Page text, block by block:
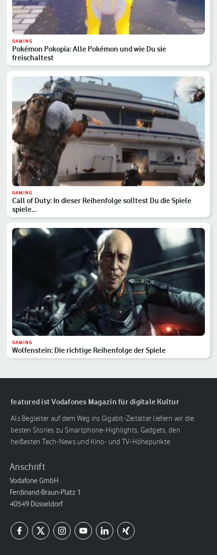
GAMING
Pokémon Pokopia: Alle Pokémon und wie Du sie
freischaltest
GAMING
Call of Duty: In dieser Reihenfolge solltest Du die Spiele
spiele…
GAMING
Wolfenstein: Die richtige Reihenfolge der Spiele
featured ist Vodafones Magazin für digitale Kultur
Als Begleiter auf dem Weg ins Gigabit-Zeitalter liefern wir die
besten Stories zu Smartphone-Highlights, Gadgets, den
heißesten Tech-News und Kino- und TV-Höhepunkte.
Anschrift
Vodafone GmbH
Ferdinand-Braun-Platz 1
40549 Düsseldorf